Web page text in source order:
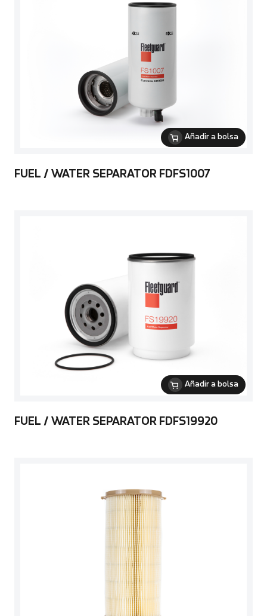
Añadir a bolsa
FUEL / WATER SEPARATOR FDFS1007
Añadir a bolsa
FUEL / WATER SEPARATOR FDFS19920